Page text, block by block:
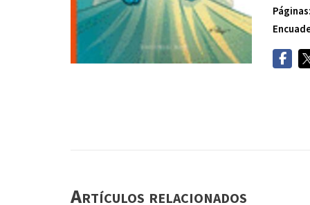
Artículos relacionados